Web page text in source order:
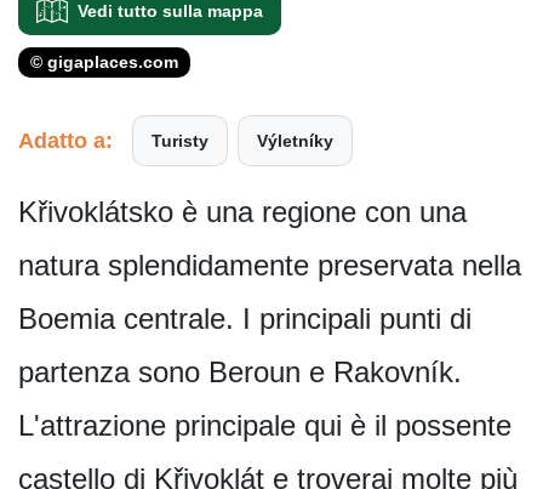
Vedi tutto sulla mappa
© gigaplaces.com
Adatto a: Turisty Výletníky
Křivoklátsko è una regione con una
natura splendidamente preservata nella
Boemia centrale. I principali punti di
partenza sono Beroun e Rakovník.
L'attrazione principale qui è il possente
castello di Křivoklát e troverai molte più